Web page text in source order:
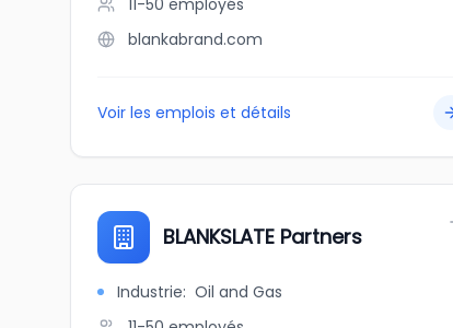
11-50 employés
blankabrand.com
Voir les emplois et détails
BLANKSLATE Partners
Industrie: Oil and Gas